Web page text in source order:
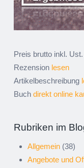
Preis brutto inkl. Ust.
Rezension lesen
Artikelbeschreibung
Buch direkt online
Rubriken im
Allgemein (38)
Angebote und